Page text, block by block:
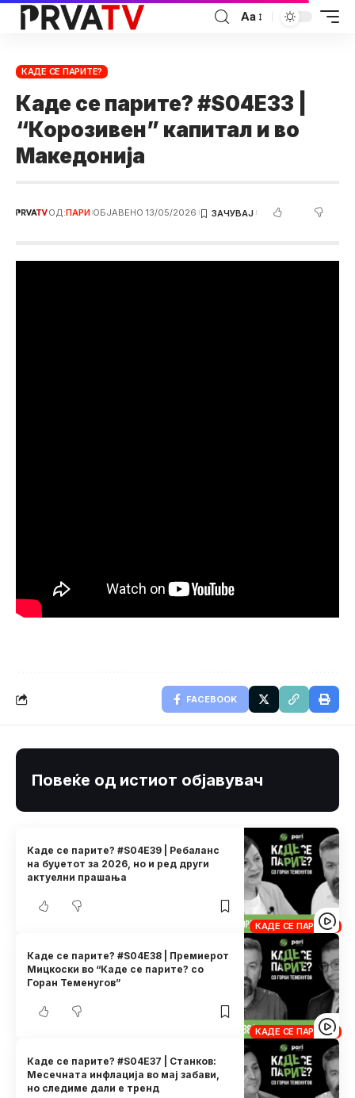
Аа
КАДЕ СЕ ПАРИТЕ?
Каде се парите? #S04E33 |
“Корозивен” капитал и во
Македонија
ОД:ПАРИ ОБЈАВЕНО 13/05/2026
FACEBOOK
Повеќе од истиот објавувач
КАДЕ СЕ ПАРИТЕ?
Каде се парите? #S04E39 | Ребаланс
на буџетот за 2026, но и ред други
актуелни прашања
КАДЕ СЕ ПАРИТЕ?
Каде се парите? #S04E38 | Премиерот
Мицкоски во “Каде се парите? со
Горан Теменугов”
Каде се парите? #S04E37 | Станков:
Месечната инфлација во мај забави,
но следиме дали е тренд